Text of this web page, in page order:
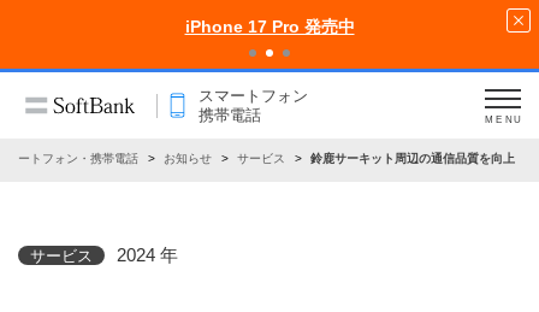
iPhone 17 Pro 発売中
スマートフォン
携帯電話
MENU
マートフォン・携帯電話 お知らせ サービス 鈴鹿サーキット周辺の通信品質を向上
サービス 2024 年